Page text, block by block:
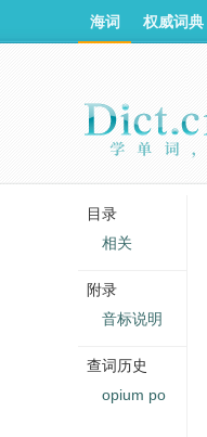
海词 权威词典
目录
相关
附录
音标说明
查词历史
opium po